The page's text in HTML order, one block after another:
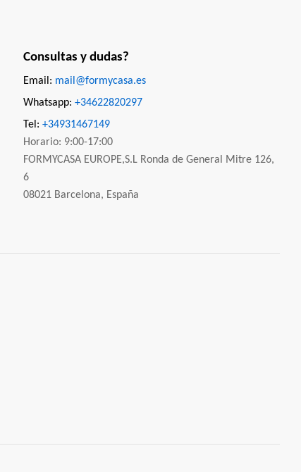
Consultas y dudas?
Email: mail@formycasa.es
Whatsapp: +34622820297
Tel: +34931467149
Horario: 9:00-17:00
FORMYCASA EUROPE,S.L Ronda de General Mitre 126,
6
08021 Barcelona, España